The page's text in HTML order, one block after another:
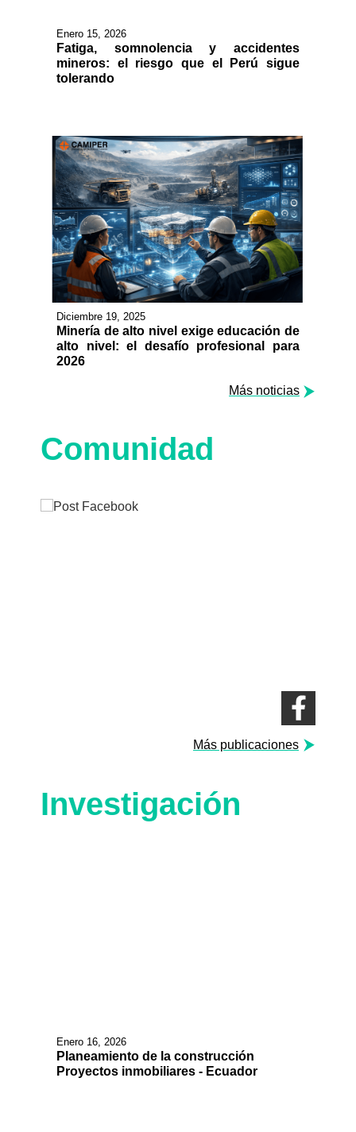
Enero 15, 2026
Fatiga, somnolencia y accidentes
mineros: el riesgo que el Perú sigue
tolerando
Diciembre 19, 2025
Minería de alto nivel exige educación de
alto nivel: el desafío profesional para
2026
Más noticias
Comunidad
Más publicaciones
Investigación
Enero 16, 2026
Planeamiento de la construcción
Proyectos inmobiliares - Ecuador